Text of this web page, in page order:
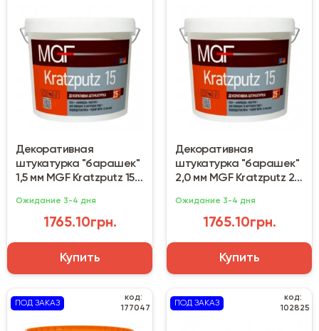
Декоративная
штукатурка "барашек"
1,5 мм MGF Kratzputz 15
Ожидание 3-4 дня
1765.10грн.
Купить
Декоративная
штукатурка "барашек"
2,0 мм MGF Kratzputz 20
Ожидание 3-4 дня
1765.10грн.
Купить
ПОД ЗАКАЗ
код:
177047
ПОД ЗАКАЗ
код:
102825